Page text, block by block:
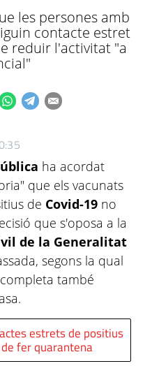
les persones amb
contacte estret
reduir l'activitat "a
ha acordat
que els vacunats
de Covid-19 no
que s'oposa a la
de la Generalitat
segons la qual
també
estrets de positius
fer quarantena